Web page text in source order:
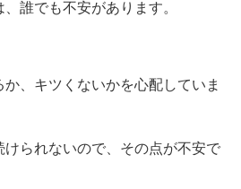
誰でも不安があります。
か、キツくないかを心配していま
られないので、その点が不安で